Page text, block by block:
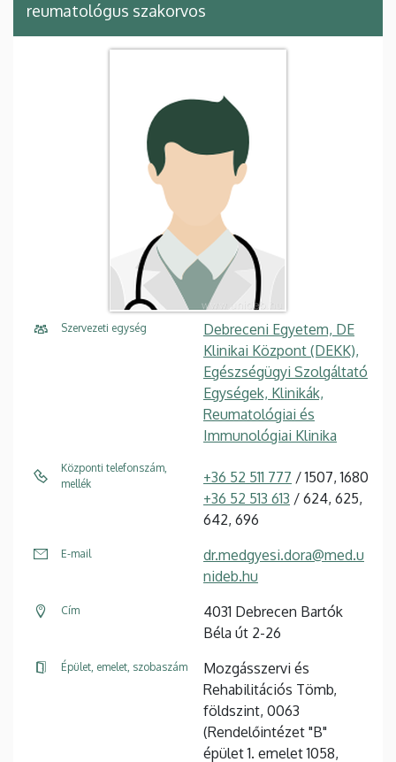
reumatológus szakorvos
Szervezeti egység
Debreceni Egyetem, DE
Klinikai Központ (DEKK),
Egészségügyi Szolgáltató
Egységek, Klinikák,
Reumatológiai és
Immunológiai Klinika
Központi telefonszám,
mellék
+36 52 511 777 / 1507, 1680
+36 52 513 613 / 624, 625,
642, 696
E-mail
dr.medgyesi.dora@med.u
nideb.hu
Cím
4031 Debrecen Bartók
Béla út 2-26
Épület, emelet, szobaszám
Mozgásszervi és
Rehabilitációs Tömb,
földszint, 0063
(Rendelőintézet "B"
épület 1. emelet 1058,